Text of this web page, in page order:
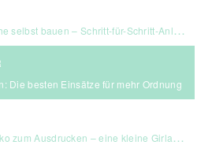
bauen – Schritt-für-Schritt-Anleitung & Kosten
Die besten Einsätze für mehr Ordnung
– eine kleine Girlande für euer Zuhause ☆